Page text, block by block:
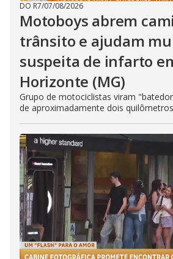
DO R7/07/08/2026
Motoboys abrem
trânsito e ajudam
suspeita de infarto
Horizonte (MG)
Grupo de motociclistas viram
de aproximadamente dois quilômetros